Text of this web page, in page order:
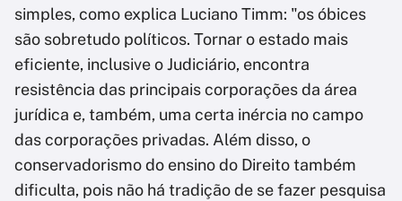
simples, como explica Luciano Timm: "os óbices
são sobretudo políticos. Tornar o estado mais
eficiente, inclusive o Judiciário, encontra
resistência das principais corporações da área
jurídica e, também, uma certa inércia no campo
das corporações privadas. Além disso, o
conservadorismo do ensino do Direito também
dificulta, pois não há tradição de se fazer pesquisa